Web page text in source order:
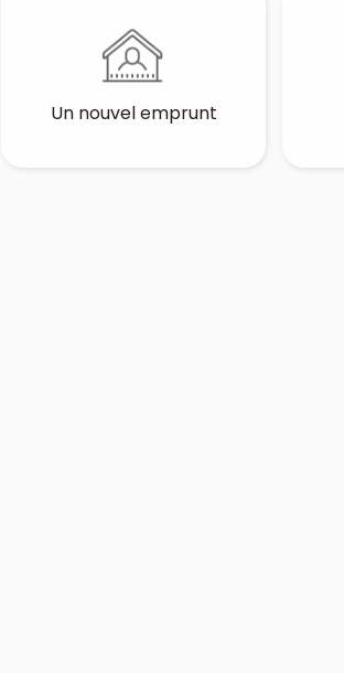
Un nouvel emprunt